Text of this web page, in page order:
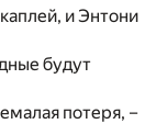
и Энтони
будут
потеря, –